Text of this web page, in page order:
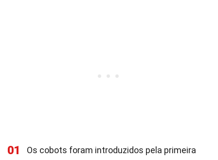
01
Os cobots foram introduzidos pela primeira